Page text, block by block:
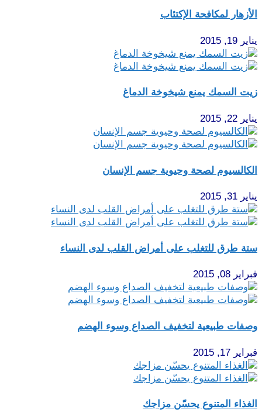
الأزهار لمكافحة الإكتئاب
يناير 19, 2015
زيت السمك يمنع شيخوخة الدماغ
يناير 22, 2015
الكالسيوم لصحة وحيوية جسم الإنسان
يناير 31, 2015
ستة طرق للتغلب على أمراض القلب لدى النساء
فبراير 08, 2015
وصفات طبيعية لتخفيف الصداع وسوء الهضم
فبراير 17, 2015
الغذاء المتنوع يحسّن مزاجك